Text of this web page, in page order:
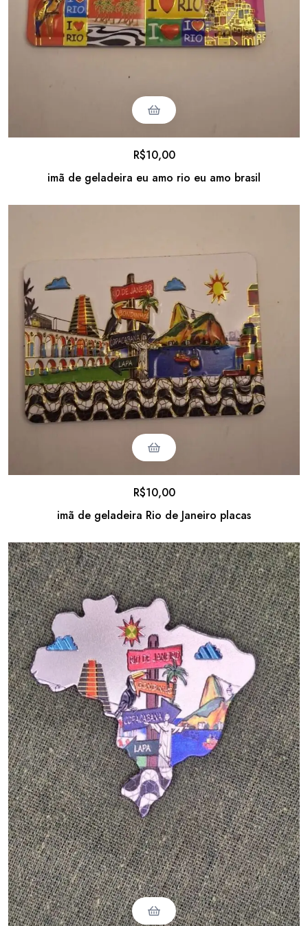
imã de geladeira eu amo rio eu amo brasil
R$10,00
imã de geladeira Rio de Janeiro placas
R$10,00